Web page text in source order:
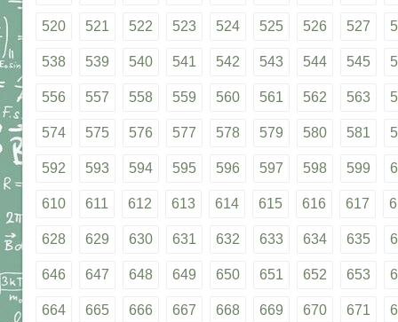
520 521 522 523 524 525 526 527
538 539 540 541 542 543 544 545
556 557 558 559 560 561 562 563
574 575 576 577 578 579 580 581
592 593 594 595 596 597 598 599
610 611 612 613 614 615 616 617
628 629 630 631 632 633 634 635
646 647 648 649 650 651 652 653
664 665 666 667 668 669 670 671